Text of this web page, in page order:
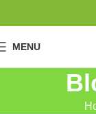
MENU